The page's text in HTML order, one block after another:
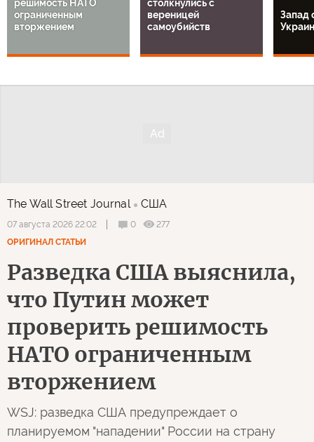
решимость НАТО
ограниченным
вторжением
столкнулись с
вереницей
самоубийств
Запад
The Wall Street Journal США
07 августа 2026 22:02 0
277
ОРИГИНАЛ СТАТЬИ
Разведка США выяснила,
что Путин может
проверить решимость
НАТО ограниченным
вторжением
WSJ: разведка США предупреждает о
планируемом "нападении" России на страну